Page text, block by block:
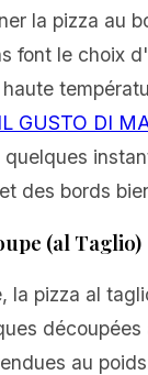
la pizza au
font le choix
IL GUSTO DI
des bords
(al Taglio)
la pizza al
découpées
au